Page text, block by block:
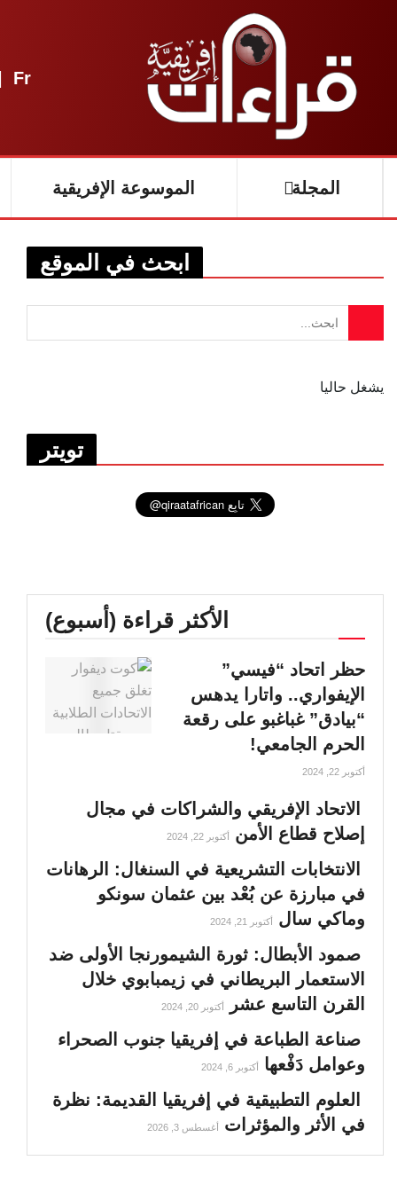
Fr
المجلة الموسوعة الإفريقية
ابحث في الموقع
يشغل حاليا
تويتر
الأكثر قراءة (أسبوع)
حظر اتحاد “فيسي”
الإيفواري.. واتارا يدهس
“بيادق” غباغبو على رقعة
الحرم الجامعي!
أكتوبر 22, 2024
الاتحاد الإفريقي والشراكات في مجال
إصلاح قطاع الأمن
أكتوبر 22, 2024
الانتخابات التشريعية في السنغال: الرهانات
في مبارزة عن بُعْد بين عثمان سونكو
وماكي سال
أكتوبر 21, 2024
صمود الأبطال: ثورة الشيمورنجا الأولى ضد
الاستعمار البريطاني في زيمبابوي خلال
القرن التاسع عشر
أكتوبر 20, 2024
صناعة الطباعة في إفريقيا جنوب الصحراء
وعوامل دَفْعها
أكتوبر 6, 2024
العلوم التطبيقية في إفريقيا القديمة: نظرة
في الأثر والمؤثرات
أغسطس 3, 2026